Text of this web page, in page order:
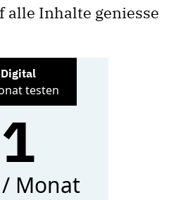
Inhalte geniesse
Digital
testen
1
/ Monat